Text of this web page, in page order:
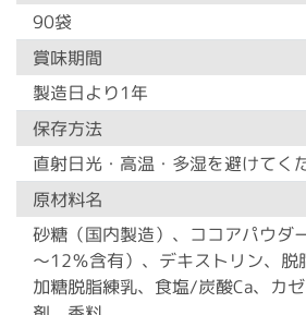
90袋
賞味期間
製造日より1年
保存方法
直射日光・高温・多湿を避けてく
原材料名
砂糖（国内製造）、ココアパウダ
～12％含有）、デキストリン、脱
加糖脱脂練乳、食塩/炭酸Ca、カ